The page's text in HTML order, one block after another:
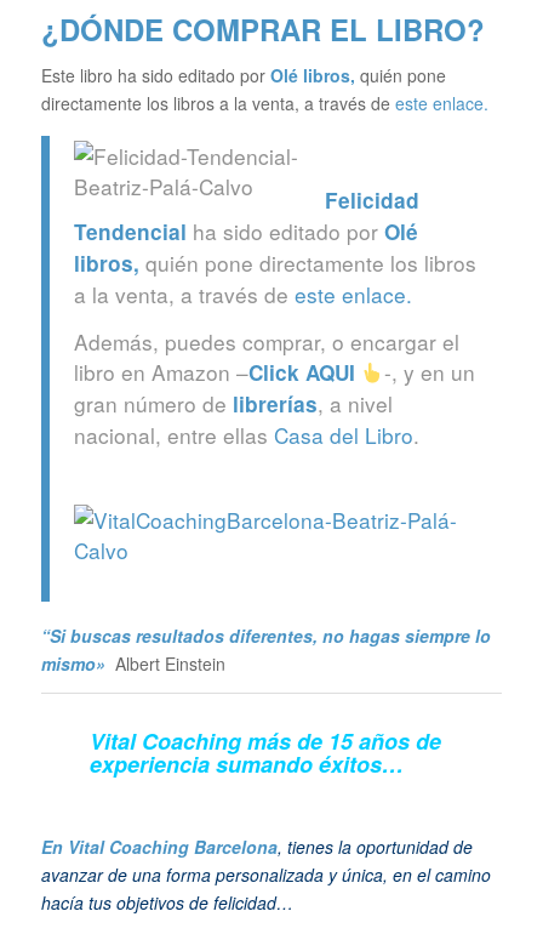
¿DÓNDE COMPRAR EL LIBRO?
Este libro ha sido editado por Olé libros, quién pone
directamente los libros a la venta, a través de este enlace.
Felicidad
Tendencial ha sido editado por Olé
libros, quién pone directamente los libros
a la venta, a través de este enlace.
Además, puedes comprar, o encargar el
libro en Amazon –Click AQUI
-, y en un
gran número de librerías, a nivel
nacional, entre ellas Casa del Libro.
“Si buscas resultados diferentes, no hagas siempre lo
mismo» Albert Einstein
Vital Coaching más de 15 años de
experiencia sumando éxitos…
En Vital Coaching Barcelona, tienes la oportunidad de
avanzar de una forma personalizada y única, en el camino
hacía tus objetivos de felicidad…